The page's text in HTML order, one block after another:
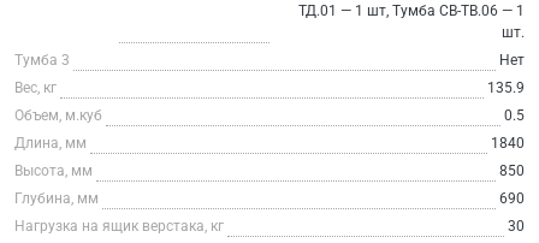
ТД.01 — 1 шт, Тумба СВ-ТВ.06 — 1
шт.
Тумба 3
Нет
Вес, кг
135.9
Объем, м.куб
0.5
Длина, мм
1840
Высота, мм
850
Глубина, мм
690
Нагрузка на ящик верстака, кг
30